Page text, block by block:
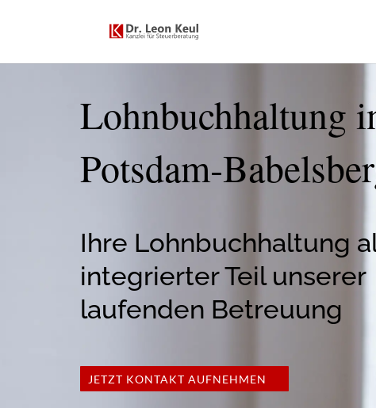
Lohnbuchhaltung
Ihre Lohnbuchhaltung
integrierter Teil unserer
laufenden Betreuung
JETZT KONTAKT AUFNEHMEN